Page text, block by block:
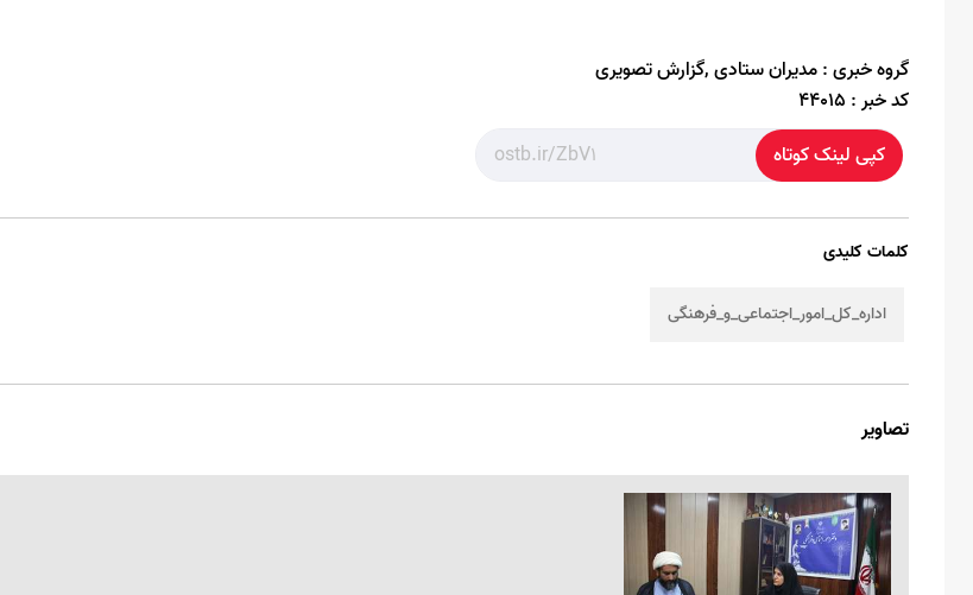
گروه خبری :مدیران ستادی ,گزارش تصویری
کد خبر : 44015
کپی لینک کوتاه
کلمات کلیدی
اداره_کل_امور_اجتماعی_و_فرهنگی
تصاویر